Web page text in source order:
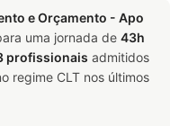
e Orçamento - Apo
uma jornada de 43h
profissionais admitidos
regime CLT nos últimos